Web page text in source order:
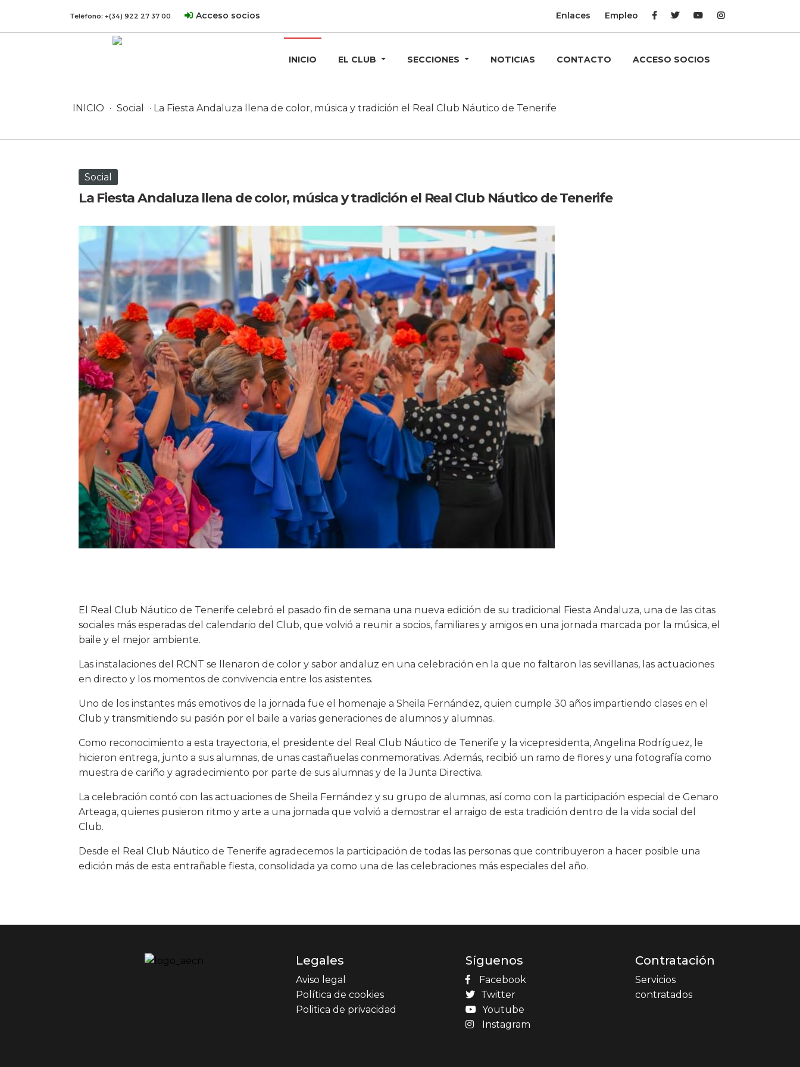
Teléfono: +(34) 922 27 37 00 Acceso socios Enlaces Empleo
INICIO EL CLUB SECCIONES NOTICIAS CONTACTO ACCESO SOCIOS
INICIO · Social · La Fiesta Andaluza llena de color, música y tradición el Real Club Náutico de Tenerife
Social
La Fiesta Andaluza llena de color, música y tradición el Real Club Náutico de Tenerife
El Real Club Náutico de Tenerife celebró el pasado fin de semana una nueva edición de su tradicional Fiesta Andaluza, una de las citas
sociales más esperadas del calendario del Club, que volvió a reunir a socios, familiares y amigos en una jornada marcada por la música, el
baile y el mejor ambiente.
Las instalaciones del RCNT se llenaron de color y sabor andaluz en una celebración en la que no faltaron las sevillanas, las actuaciones
en directo y los momentos de convivencia entre los asistentes.
Uno de los instantes más emotivos de la jornada fue el homenaje a Sheila Fernández, quien cumple 30 años impartiendo clases en el
Club y transmitiendo su pasión por el baile a varias generaciones de alumnos y alumnas.
Como reconocimiento a esta trayectoria, el presidente del Real Club Náutico de Tenerife y la vicepresidenta, Angelina Rodríguez, le
hicieron entrega, junto a sus alumnas, de unas castañuelas conmemorativas. Además, recibió un ramo de flores y una fotografía como
muestra de cariño y agradecimiento por parte de sus alumnas y de la Junta Directiva.
La celebración contó con las actuaciones de Sheila Fernández y su grupo de alumnas, así como con la participación especial de Genaro
Arteaga, quienes pusieron ritmo y arte a una jornada que volvió a demostrar el arraigo de esta tradición dentro de la vida social del
Club.
Desde el Real Club Náutico de Tenerife agradecemos la participación de todas las personas que contribuyeron a hacer posible una
edición más de esta entrañable fiesta, consolidada ya como una de las celebraciones más especiales del año.
Legales
Aviso legal
Política de cookies
Politica de privacidad
Síguenos
Facebook
Twitter
Youtube
Instagram
Contratación
Servicios
contratados